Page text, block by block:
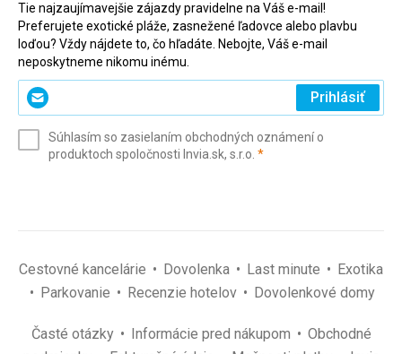
Tie najzaujímavejšie zájazdy pravidelne na Váš e-mail!
Preferujete exotické pláže, zasnežené ľadovce alebo plavbu
loďou? Vždy nájdete to, čo hľadáte. Nebojte, Váš e-mail
neposkytneme nikomu inému.
Zadajte
svoj
(povinné)
Prihlásiť
Súhlasím so zasielaním obchodných oznámení o
produktoch spoločnosti Invia.sk, s.r.o. *(povinné)
Cestovné kancelárie Dovolenka Last minute
Exotika
Parkovanie
Recenzie hotelov Dovolenkové domy
Časté otázky Informácie pred nákupom
Obchodné